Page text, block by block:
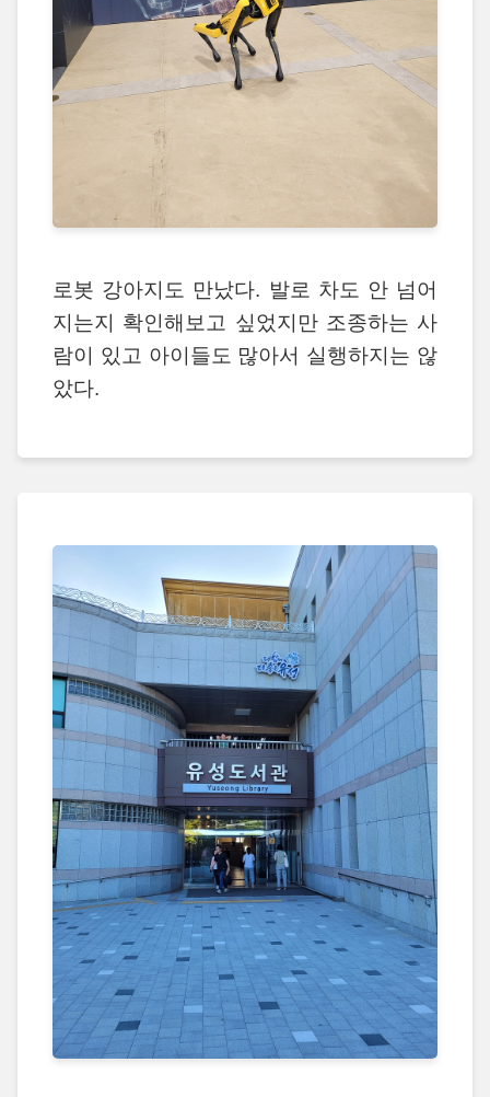
로봇 강아지도 만났다. 발로 차도 안 넘어
지는지 확인해보고 싶었지만 조종하는 사
람이 있고 아이들도 많아서 실행하지는 않
았다.